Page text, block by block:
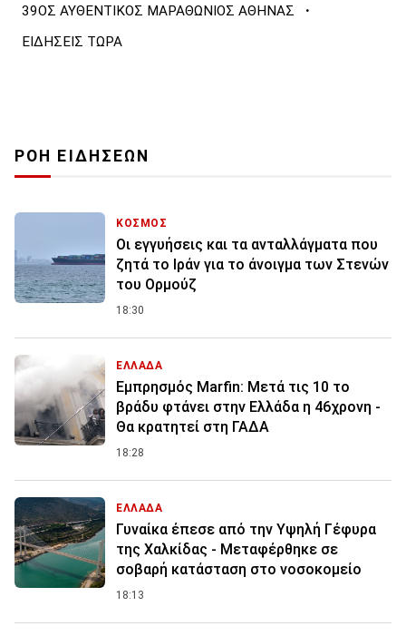
39ΟΣ ΑΥΘΕΝΤΙΚΟΣ ΜΑΡΑΘΩΝΙΟΣ ΑΘΗΝΑΣ ·
ΕΙΔΗΣΕΙΣ ΤΩΡΑ
ΡΟΗ ΕΙΔΗΣΕΩΝ
ΚΟΣΜΟΣ
Οι εγγυήσεις και τα ανταλλάγματα που
ζητά το Ιράν για το άνοιγμα των Στενών
του Ορμούζ
18:30
ΕΛΛΑΔΑ
Εμπρησμός Marfin: Μετά τις 10 το
βράδυ φτάνει στην Ελλάδα η 46χρονη -
Θα κρατητεί στη ΓΑΔΑ
18:28
ΕΛΛΑΔΑ
Γυναίκα έπεσε από την Υψηλή Γέφυρα
της Χαλκίδας - Μεταφέρθηκε σε
σοβαρή κατάσταση στο νοσοκομείο
18:13